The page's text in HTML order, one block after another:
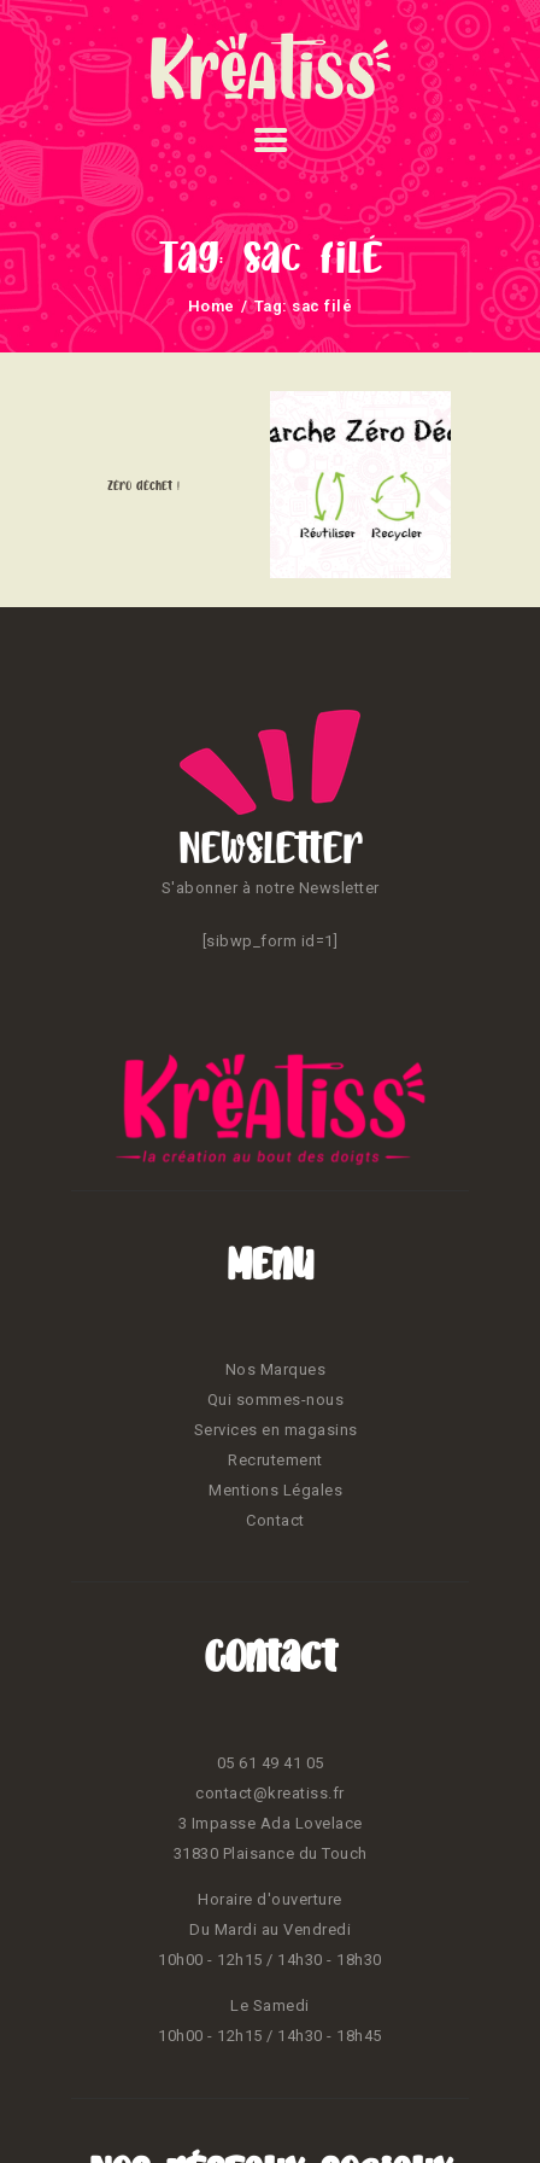
Tag: sac filé
Home Tag: sac filé
ACCUEIL
NOS UNIVERS
ARRIVAGES
ATELIERS ET
ÉVÈNEMENTS
INFOS ÉVÈNEMENTS
NEWSLETTERS
NOUS SOUTENONS
Zéro déchet !
Newsletter
S'abonner à notre Newsletter
[sibwp_form id=1]
Menu
Nos Marques
Qui sommes-nous
Services en magasins
Recrutement
Mentions Légales
Contact
Contact
05 61 49 41 05
contact@kreatiss.fr
3 Impasse Ada Lovelace
31830 Plaisance du Touch
Horaire d'ouverture
Du Mardi au Vendredi
10h00 - 12h15 / 14h30 - 18h30
Le Samedi
10h00 - 12h15 / 14h30 - 18h45